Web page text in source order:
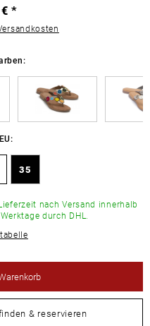
*
35
nach Versand innerhalb
durch DHL.
& reservieren